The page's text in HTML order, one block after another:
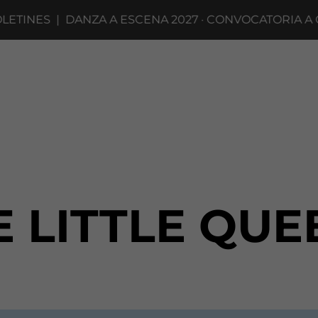
|DANZA A ESCENA 2027 · CONVOCATORIA A
LITTLE